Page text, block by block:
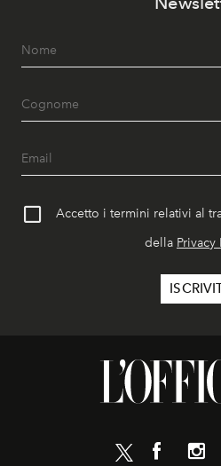
Accetto i termini relativi al
della Privacy